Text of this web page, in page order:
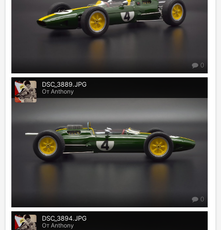
0
DSC_3889.JPG
От Anthony
0
DSC_3894.JPG
От Anthony